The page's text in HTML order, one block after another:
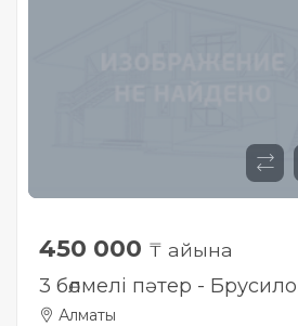
450 000 ₸ айына
3 бөлмелі пәтер -
Алматы